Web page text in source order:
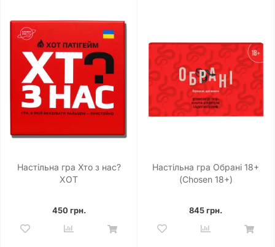
Настільна гра Хто з нас?
ХОТ
450 грн.
Настільна гра Обрані 18+
(Chosen 18+)
845 грн.